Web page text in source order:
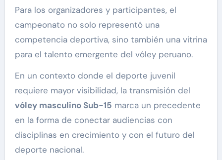
Para los organizadores y participantes, el
campeonato no solo representó una
competencia deportiva, sino también una vitrina
para el talento emergente del vóley peruano.
En un contexto donde el deporte juvenil
requiere mayor visibilidad, la transmisión del
vóley masculino Sub-15 marca un precedente
en la forma de conectar audiencias con
disciplinas en crecimiento y con el futuro del
deporte nacional.